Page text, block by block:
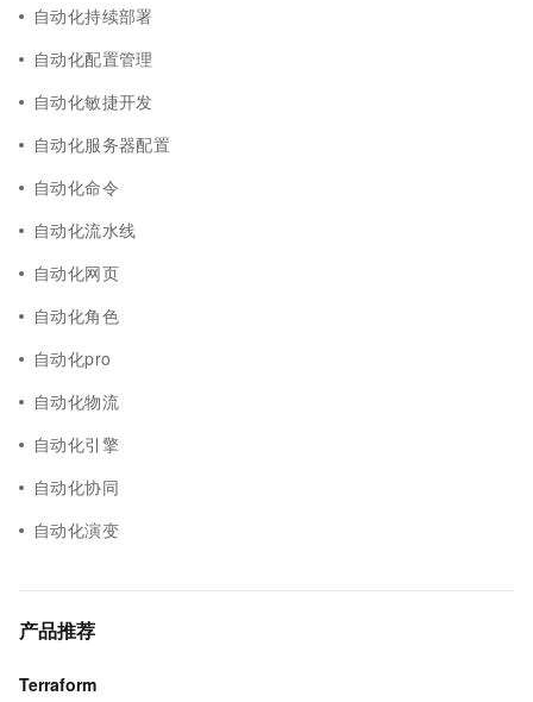
自动化持续部署
自动化配置管理
自动化敏捷开发
自动化服务器配置
自动化命令
自动化流水线
自动化网页
自动化角色
自动化pro
自动化物流
自动化引擎
自动化协同
自动化演变
产品推荐
Terraform